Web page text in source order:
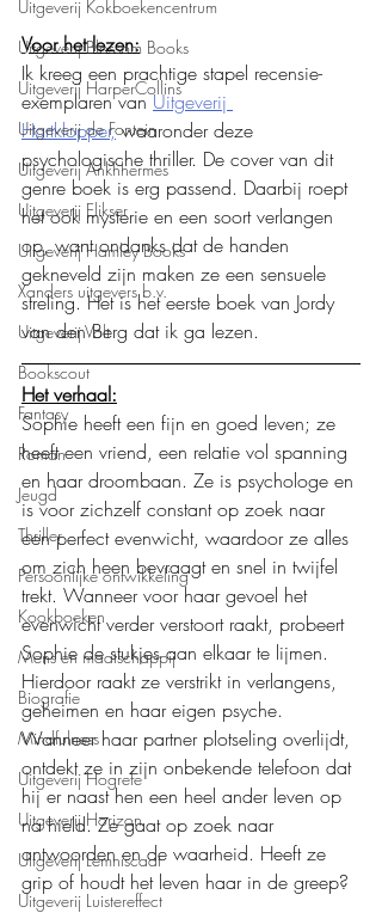
Uitgeverij Kokboekencentrum
Uitgeverij Blossom Books
Uitgeverij HarperCollins
Uitgeverij de Fontein
Uitgeverij Ankhhermes
Uitgeverij Elikser
Uitgeverij Hamley Books
Xanders uitgevers b.v.
Uitgeverij Volt
Bookscout
Fantasy
Roman
Jeugd
Thriller
Persoonlijke ontwikkeling
Kookboeken
Mens en maatschappij
Biografie
Mindfulness
Uitgeverij Hogrefe
Uitgeverij Horizon
Uitgeverij Lemniscaat
Uitgeverij Luistereffect
Voor het lezen:
Ik kreeg een prachtige stapel recensie-
exemplaren van Uitgeverij
Hartklopper, waaronder deze
psychologische thriller. De cover van dit
genre boek is erg passend. Daarbij roept
het ook mysterie en een soort verlangen
op, want ondanks dat de handen
gekneveld zijn maken ze een sensuele
streling. Het is het eerste boek van Jordy
van den Berg dat ik ga lezen.
Het verhaal:
Sophie heeft een fijn en goed leven; ze
heeft een vriend, een relatie vol spanning
en haar droombaan. Ze is psychologe en
is voor zichzelf constant op zoek naar
een perfect evenwicht, waardoor ze alles
om zich heen bevraagt en snel in twijfel
trekt. Wanneer voor haar gevoel het
evenwicht verder verstoort raakt, probeert
Sophie de stukjes aan elkaar te lijmen.
Hierdoor raakt ze verstrikt in verlangens,
geheimen en haar eigen psyche.
Wanneer haar partner plotseling overlijdt,
ontdekt ze in zijn onbekende telefoon dat
hij er naast hen een heel ander leven op
na hield. Ze gaat op zoek naar
antwoorden en de waarheid. Heeft ze
grip of houdt het leven haar in de greep?